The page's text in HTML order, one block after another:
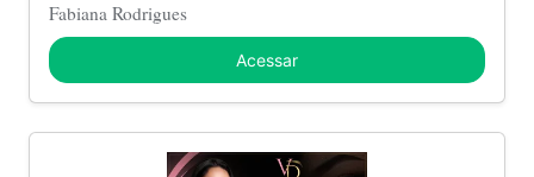
Fabiana Rodrigues
Acessar